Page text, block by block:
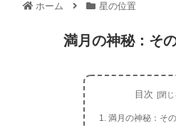
ホーム 星の位置
満月の神秘：そ
目次
満月の神秘：そ